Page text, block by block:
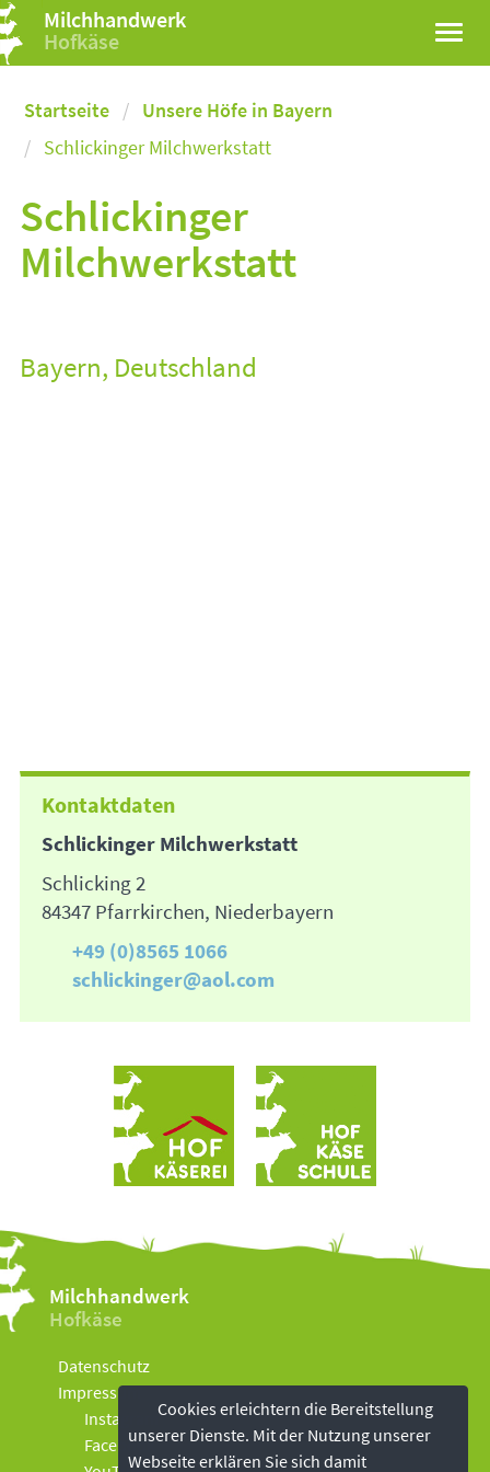
Milchhandwerk
Hofkäse
Startseite
Unsere Höfe in Bayern
Schlickinger Milchwerkstatt
Schlickinger
Milchwerkstatt
Bayern, Deutschland
Kontaktdaten
Schlickinger Milchwerkstatt
Schlicking 2
84347 Pfarrkirchen, Niederbayern
+49 (0)8565 1066
schlickinger@aol.com
Cookies erleichtern die Bereitstellung
unserer Dienste. Mit der Nutzung unserer
Webseite erklären Sie sich damit
Milchhandwerk
Hofkäse
Datenschutz
Impressum
Instagram
Facebook